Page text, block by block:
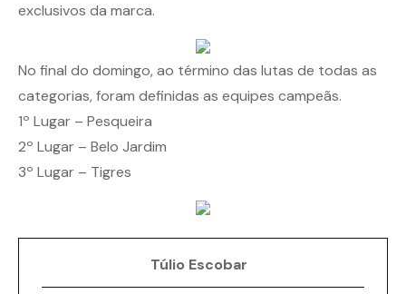
exclusivos da marca.
No final do domingo, ao término das lutas de todas as
categorias, foram definidas as equipes campeãs.
1º Lugar – Pesqueira
2º Lugar – Belo Jardim
3º Lugar – Tigres
Túlio Escobar